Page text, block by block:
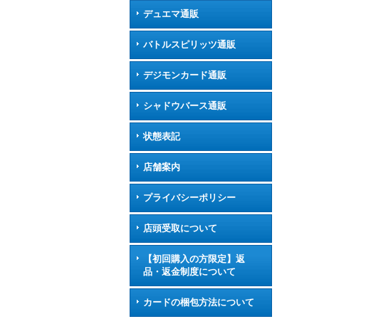
デュエマ通販
バトルスピリッツ通販
デジモンカード通販
シャドウバース通販
状態表記
店舗案内
プライバシーポリシー
店頭受取について
【初回購入の方限定】返
品・返金制度について
カードの梱包方法について